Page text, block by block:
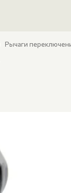
Рычаги